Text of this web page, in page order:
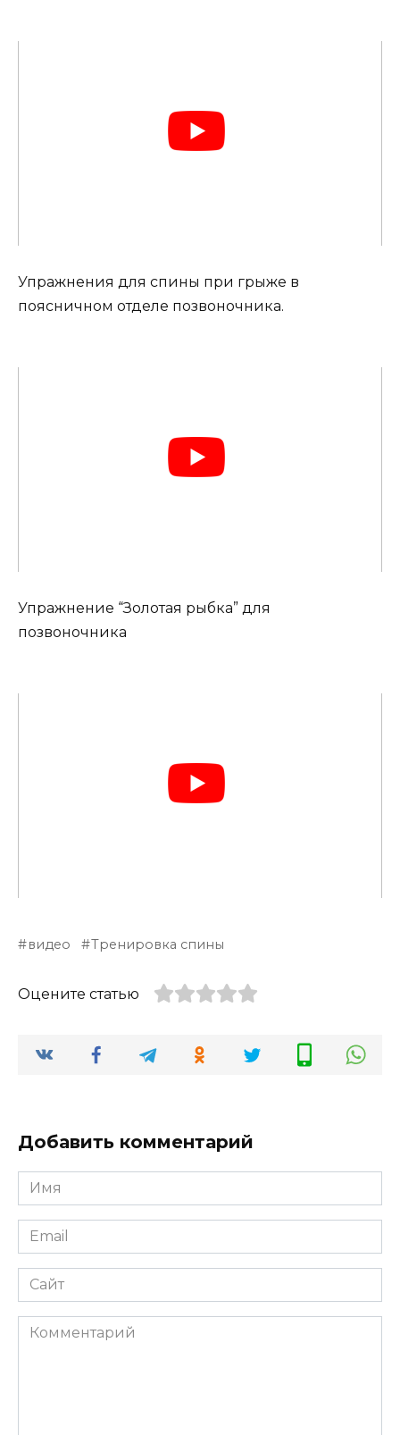
Упражнения для спины при грыже в
поясничном отделе позвоночника.
Упражнение “Золотая рыбка” для
позвоночника
видео Тренировка спины
Оцените статью
Добавить комментарий
Имя
Email
Сайт
Комментарий